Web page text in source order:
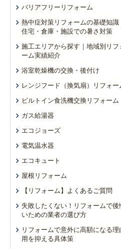
バリアフリーリフォーム
熱中症対策リフォームの基礎知識
住宅・倉庫・施設での暑さ対策
施工エリアから探す｜地域別リフ
ーム実績紹介
浴室乾燥機の交換・後付け
レンジフード（換気扇）リフォー
ビルトイン食洗機交換リフォーム
ガス給湯器
エコジョーズ
電気温水器
エコキュート
屋根リフォーム
【リフォーム】よくあるご質問
失敗したくない！リフォームで後
いための業者の選び方
リフォームで意外に高額になる理
用を抑える具体策